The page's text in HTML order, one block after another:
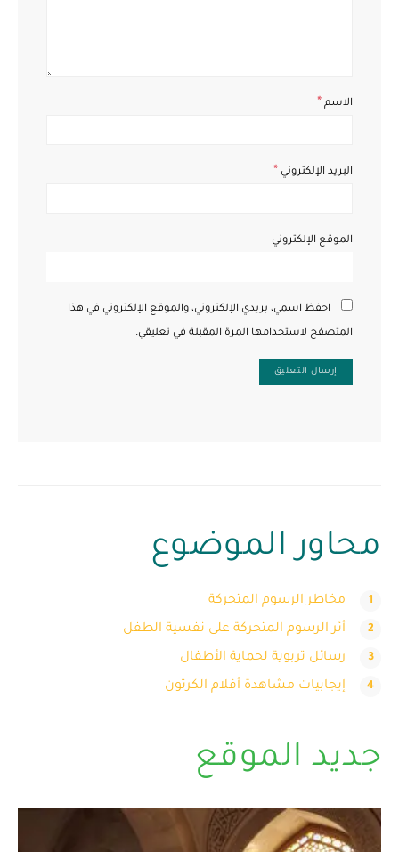
الاسم *
البريد الإلكتروني *
الموقع الإلكتروني
احفظ اسمي، بريدي الإلكتروني، والموقع الإلكتروني في هذا
المتصفح لاستخدامها المرة المقبلة في تعليقي.
محاور الموضوع
مخاطر الرسوم المتحركة
أثر الرسوم المتحركة على نفسية الطفل
رسائل تربوية لحماية الأطفال
إيجابيات مشاهدة أفلام الكرتون
جديد الموقع